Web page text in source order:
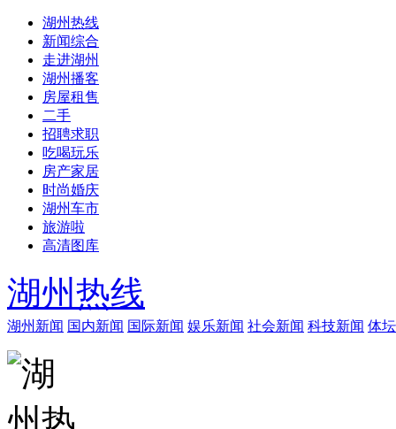
湖州热线
新闻综合
走进湖州
湖州播客
房屋租售
二手
招聘求职
吃喝玩乐
房产家居
时尚婚庆
湖州车市
旅游啦
高清图库
湖州热线
湖州新闻 国内新闻 国际新闻 娱乐新闻 社会新闻 科技新闻 体